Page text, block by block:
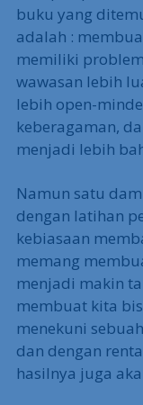
buku yang
adalah :
memiliki
wawasan lebih
lebih open-
keberagaman,
menjadi lebih
Namun satu
dengan latihan
kebiasaan
memang
menjadi makin
membuat kita
menekuni
dan dengan
hasilnya juga